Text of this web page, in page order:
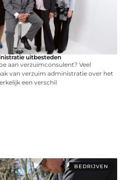
uitbesteden
aan verzuimconsulent? Veel
van verzuim administratie over het
een verschil
BEDRIJVEN